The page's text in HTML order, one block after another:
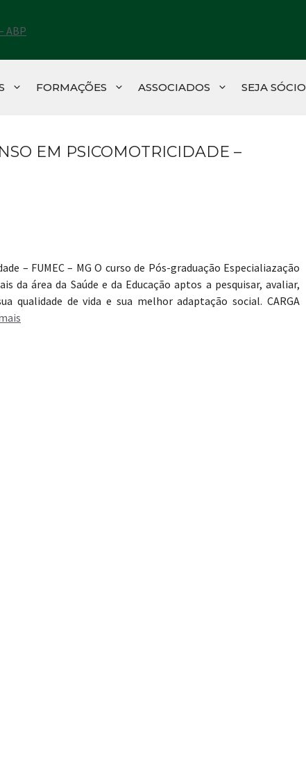
FORMAÇÕES ASSOCIADOS SEJA SÓCIO
EM PSICOMOTRICIDADE –
– FUMEC – MG O curso de Pós-graduação Especialiazação
da área da Saúde e da Educação aptos a pesquisar, avaliar,
qualidade de vida e sua melhor adaptação social. CARGA